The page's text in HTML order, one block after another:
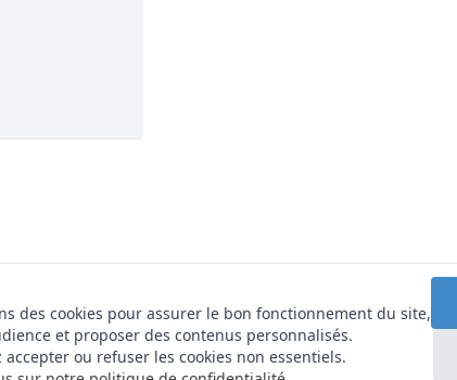
des cookies pour assurer le bon fonctionnement du site,
et proposer des contenus personnalisés.
accepter ou refuser les cookies non essentiels.